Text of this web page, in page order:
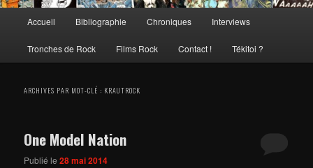
principal
Accueil Bibliographie Chroniques Interviews
Tronches de Rock Films Rock Contact ! Tékitoi ?
ARCHIVES PAR MOT-CLÉ : KRAUTROCK
One Model Nation
Publié le28 mai 2014